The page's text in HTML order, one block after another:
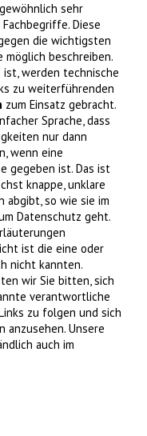
sehr
Diese
die wichtigsten
beschreiben.
werden technische
zu weiterführenden
zum Einsatz gebracht.
Sprache, dass
nur dann
wenn eine
gegeben ist. Das ist
knappe, unklare
abgibt, so wie sie im
Datenschutz geht.
ist die eine oder
nicht kannten.
wir Sie bitten, sich
verantwortliche
zu folgen und sich
Unsere
auch im